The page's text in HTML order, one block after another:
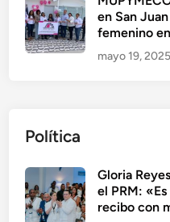
en San
femenino
mayo 19, 2025
Política
Gloria
el PRM:
recibo con